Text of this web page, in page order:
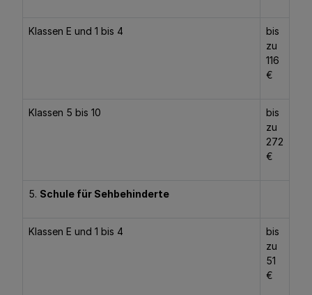
Klassen E und 1 bis 4
bis
zu
116
€
Klassen 5 bis 10
bis
zu
272
€
5. Schule für Sehbehinderte
Klassen E und 1 bis 4
bis
zu
51
€